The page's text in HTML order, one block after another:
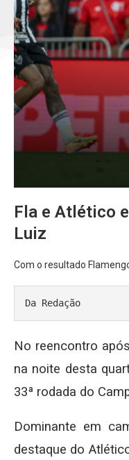
Fla e Atlético
Luiz
Com o resultado
Da Redação
No reencontro
na noite desta
33ª rodada do
Dominante em
destaque do